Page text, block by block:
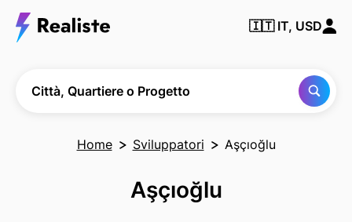
🇮🇹 IT, USD
Città, Quartiere o Progetto
Home Sviluppatori Aşçıoğlu
Aşçıoğlu